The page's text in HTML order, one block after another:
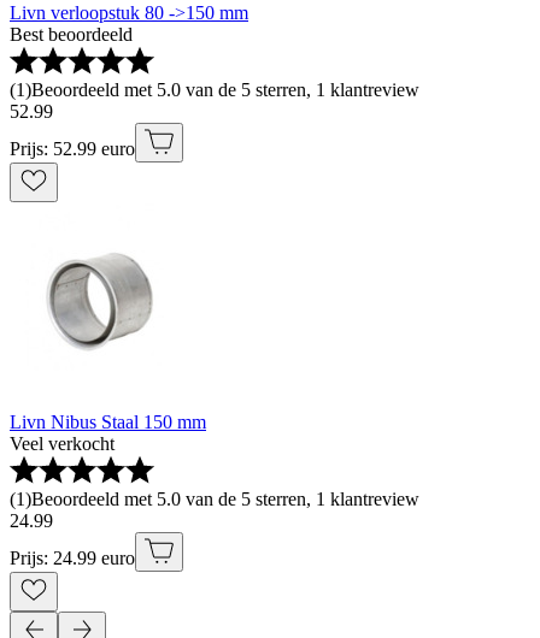
Livn verloopstuk 80 ->150 mm
Best beoordeeld
(1)Beoordeeld met 5.0 van de 5 sterren, 1 klantreview
52.99
Prijs: 52.99 euro
Livn Nibus Staal 150 mm
Veel verkocht
(1)Beoordeeld met 5.0 van de 5 sterren, 1 klantreview
24.99
Prijs: 24.99 euro